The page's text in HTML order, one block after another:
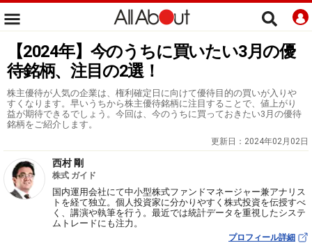
【2024年】今のうちに買いたい3月の優
待銘柄、注目の2選！
株主優待が人気の企業は、権利確定日に向けて優待目的の買いが入りや
すくなります。早いうちから株主優待銘柄に注目することで、値上がり
益が期待できるでしょう。今回は、今のうちに買っておきたい3月の優待
銘柄をご紹介します。
更新日： 2024年02月02日
西村 剛
株式 ガイド
国内運用会社にて中小型株式ファンドマネージャー兼アナリス
トを経て独立。個人投資家に分かりやすく株式投資を伝授すべ
く、講演や執筆を行う。最近では統計データを重視したシステ
ムトレードにも注力。
プロフィール詳細